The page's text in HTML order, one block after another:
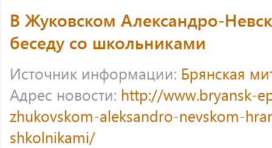
В Жуковском Александро-
беседу со школьниками
Источник информации: Брянская
Адрес новости: http://www.bryansk-
zhukovskom-aleksandro-nevskom-
shkolnikami/